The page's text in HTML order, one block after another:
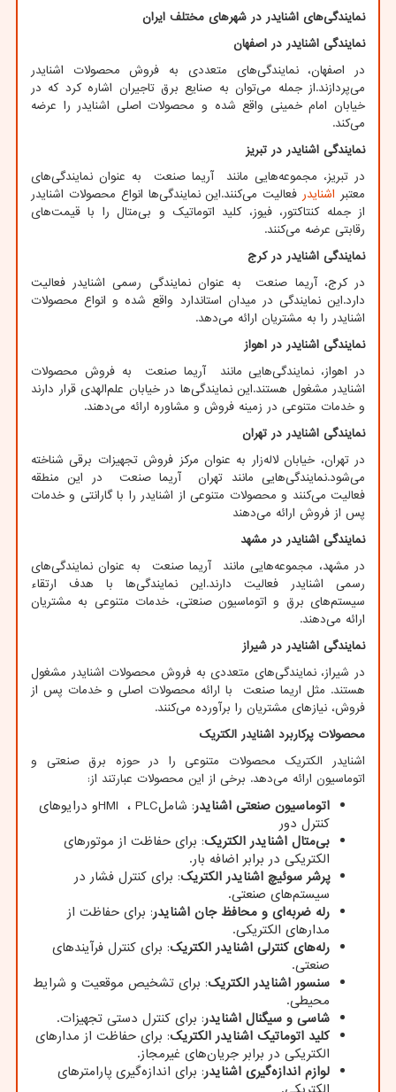
نمایندگی‌های اشنایدر در شهرهای مختلف ایران
نمایندگی اشنایدر در اصفهان
در اصفهان، نمایندگی‌های متعددی به فروش محصولات اشنایدر
می‌پردازند.از جمله می‌توان به صنایع برق تاجیران اشاره کرد که در
خیابان امام خمینی واقع شده و محصولات اصلی اشنایدر را عرضه
می‌کند. ​
نمایندگی اشنایدر در تبریز
در تبریز، مجموعه‌هایی مانند آریما صنعت به عنوان نمایندگی‌های
معتبر اشنایدر فعالیت می‌کنند.این نمایندگی‌ها انواع محصولات اشنایدر
از جمله کنتاکتور، فیوز، کلید اتوماتیک و بی‌متال را با قیمت‌های
رقابتی عرضه می‌کنند.
نمایندگی اشنایدر در کرج
در کرج، آریما صنعت به عنوان نمایندگی رسمی اشنایدر فعالیت
دارد.این نمایندگی در میدان استاندارد واقع شده و انواع محصولات
اشنایدر را به مشتریان ارائه می‌دهد. ​
نمایندگی اشنایدر در اهواز
در اهواز، نمایندگی‌هایی مانند آریما صنعت به فروش محصولات
اشنایدر مشغول هستند.این نمایندگی‌ها در خیابان علم‌الهدی قرار دارند
و خدمات متنوعی در زمینه فروش و مشاوره ارائه می‌دهند. ​
نمایندگی اشنایدر در تهران
در تهران، خیابان لاله‌زار به عنوان مرکز فروش تجهیزات برقی شناخته
می‌شود.نمایندگی‌هایی مانند تهران آریما صنعت در این منطقه
فعالیت می‌کنند و محصولات متنوعی از اشنایدر را با گارانتی و خدمات
پس از فروش ارائه می‌دهند
نمایندگی اشنایدر در مشهد
در مشهد، مجموعه‌هایی مانند آریما صنعت به عنوان نمایندگی‌های
رسمی اشنایدر فعالیت دارند.این نمایندگی‌ها با هدف ارتقاء
سیستم‌های برق و اتوماسیون صنعتی، خدمات متنوعی به مشتریان
ارائه می‌دهند. ​
نمایندگی اشنایدر در شیراز
در شیراز، نمایندگی‌های متعددی به فروش محصولات اشنایدر مشغول
هستند. مثل اریما صنعت با ارائه محصولات اصلی و خدمات پس از
فروش، نیازهای مشتریان را برآورده می‌کنند.​
محصولات پرکاربرد اشنایدر الکتریک
اشنایدر الکتریک محصولات متنوعی را در حوزه برق صنعتی و
اتوماسیون ارائه می‌دهد. برخی از این محصولات عبارتند از:
اتوماسیون صنعتی اشنایدر: شاملPLC ، HMIو درایوهای
کنترل دور
بی‌متال اشنایدر الکتریک: برای حفاظت از موتورهای
الکتریکی در برابر اضافه بار.​
پرشر سوئیچ اشنایدر الکتریک: برای کنترل فشار در
سیستم‌های صنعتی.​
رله ضربه‌ای و محافظ جان اشنایدر: برای حفاظت از
مدارهای الکتریکی.​
رله‌های کنترلی اشنایدر الکتریک: برای کنترل فرآیندهای
صنعتی.​
سنسور اشنایدر الکتریک: برای تشخیص موقعیت و شرایط
محیطی.​
شاسی و سیگنال اشنایدر: برای کنترل دستی تجهیزات.​
کلید اتوماتیک اشنایدر الکتریک: برای حفاظت از مدارهای
الکتریکی در برابر جریان‌های غیرمجاز.​
لوازم اندازه‌گیری اشنایدر: برای اندازه‌گیری پارامترهای